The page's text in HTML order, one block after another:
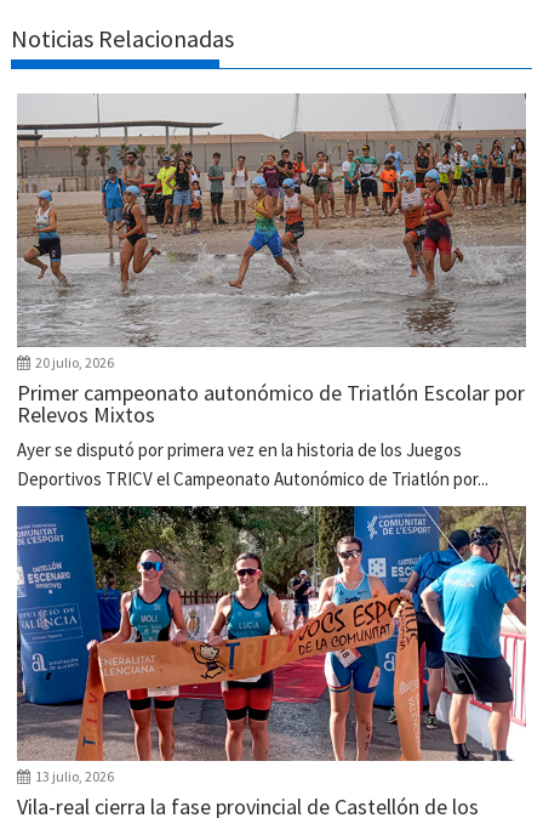
Noticias Relacionadas
20 julio, 2026
Primer campeonato autonómico de Triatlón Escolar por
Relevos Mixtos
Ayer se disputó por primera vez en la historia de los Juegos
Deportivos TRICV el Campeonato Autonómico de Triatlón por...
13 julio, 2026
Vila-real cierra la fase provincial de Castellón de los